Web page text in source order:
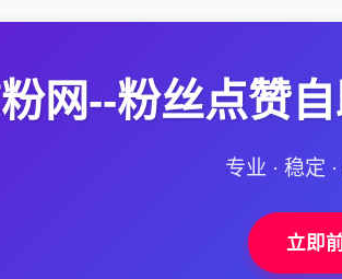
网--粉丝点赞
专业 · 稳定
立即